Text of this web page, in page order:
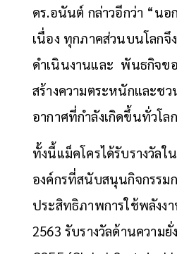
ดร.อนันต์ กล่าวอีกว่า “นอ
เนื่อง ทุกภาคส่วนบนโลกจึ
ดำเนินงานและ พันธกิจข
สร้างความตระหนักและช
อากาศที่กำลังเกิดขึ้นทั่วโล
ทั้งนี้แม็คโครได้รับรางวัล
องค์กรที่สนับสนุนกิจกรรม
ประสิทธิภาพการใช้พลังง
2563 รับรางวัลด้านความ